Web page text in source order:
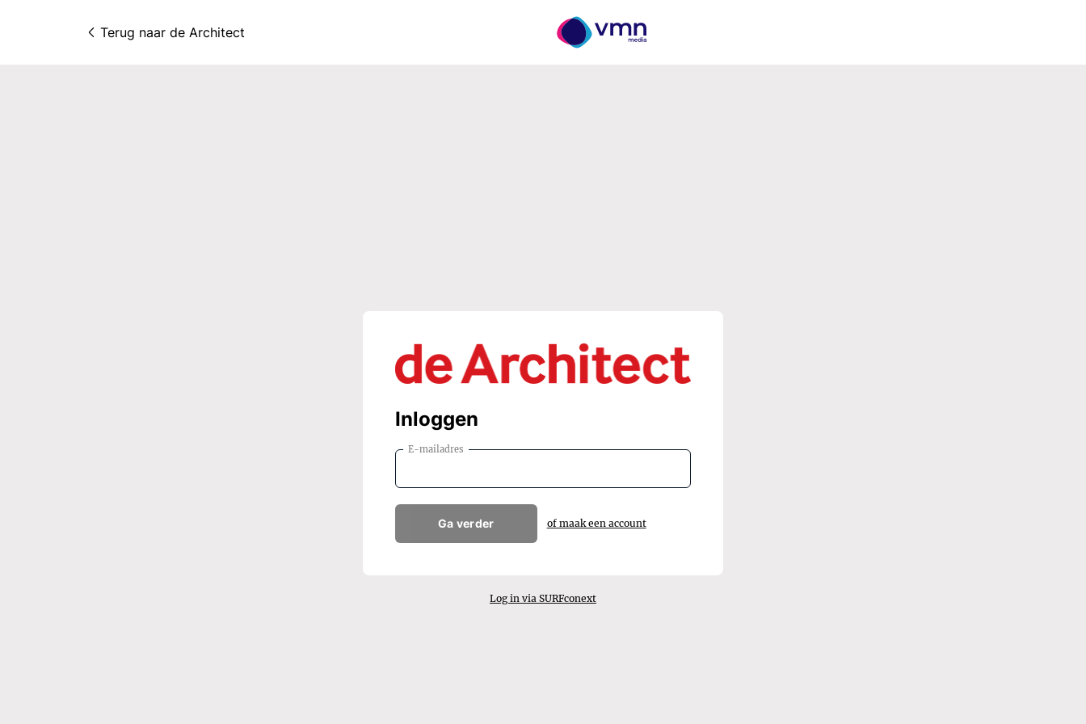
Terug naar de Architect
Inloggen
E-mailadres
Ga verder of maak een account
Log in via SURFconext